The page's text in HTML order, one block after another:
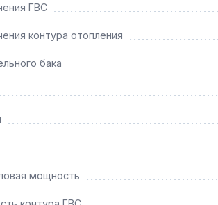
ГВС
контура отопления
бака
мощность